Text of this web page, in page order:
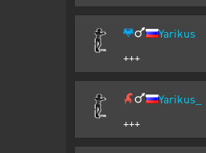
Yarikus
+++
Yarikus_
+++